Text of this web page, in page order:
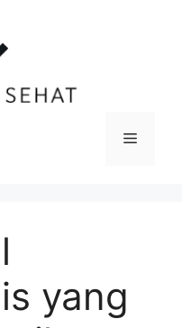
Menu
yang